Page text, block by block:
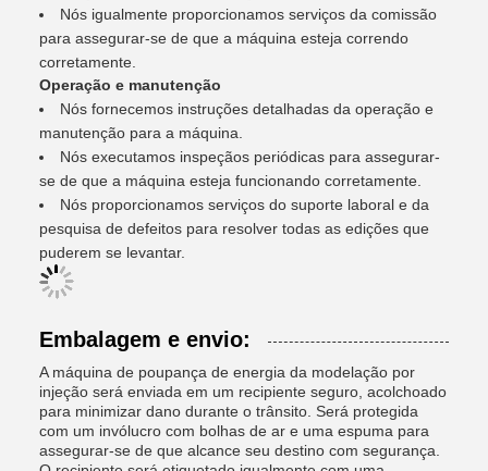
Nós igualmente proporcionamos serviços da comissão
para assegurar-se de que a máquina esteja correndo
corretamente.
Operação e manutenção
Nós fornecemos instruções detalhadas da operação e
manutenção para a máquina.
Nós executamos inspeçãos periódicas para assegurar-
se de que a máquina esteja funcionando corretamente.
Nós proporcionamos serviços do suporte laboral e da
pesquisa de defeitos para resolver todas as edições que
puderem se levantar.
Embalagem e envio:
A máquina de poupança de energia da modelação por
injeção será enviada em um recipiente seguro, acolchoado
para minimizar dano durante o trânsito. Será protegida
com um invólucro com bolhas de ar e uma espuma para
assegurar-se de que alcance seu destino com segurança.